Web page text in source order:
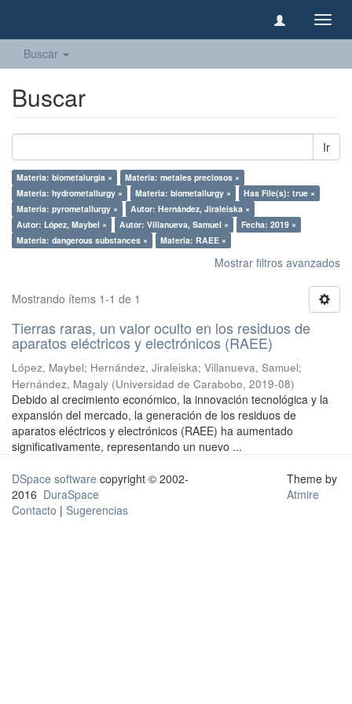
Buscar
Buscar
Ir
Materia: biometalurgia ×
Materia: metales preciosos ×
Materia: hydrometallurgy ×
Materia: biometallurgy ×
Has File(s): true ×
Materia: pyrometallurgy ×
Autor: Hernández, Jiraleiska ×
Autor: López, Maybel ×
Autor: Villanueva, Samuel ×
Fecha: 2019 ×
Materia: dangerous substances ×
Materia: RAEE ×
Mostrar filtros avanzados
Mostrando ítems 1-1 de 1
Tierras raras, un valor oculto en los residuos de
aparatos eléctricos y electrónicos (RAEE)
López, Maybel; Hernández, Jiraleiska; Villanueva, Samuel;
Hernández, Magaly (Universidad de Carabobo, 2019-08)
Debido al crecimiento económico, la innovación tecnológica y la
expansión del mercado, la generación de los residuos de
aparatos eléctricos y electrónicos (RAEE) ha aumentado
significativamente, representando un nuevo ...
DSpace software copyright © 2002-
2016 DuraSpace
Contacto | Sugerencias
Theme by
Atmire